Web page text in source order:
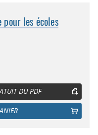
pour les écoles
DU PDF